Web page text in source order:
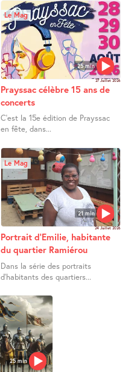
25 min
Le Mag
27 Juillet 2026
Prayssac célèbre 15 ans de
concerts
C’est la 15e édition de Prayssac
en fête, dans...
21 min
Le Mag
24 Juillet 2026
Portrait d’Emilie, habitante
du quartier Ramiérou
Dans la série des portraits
d’habitants des quartiers...
25 min